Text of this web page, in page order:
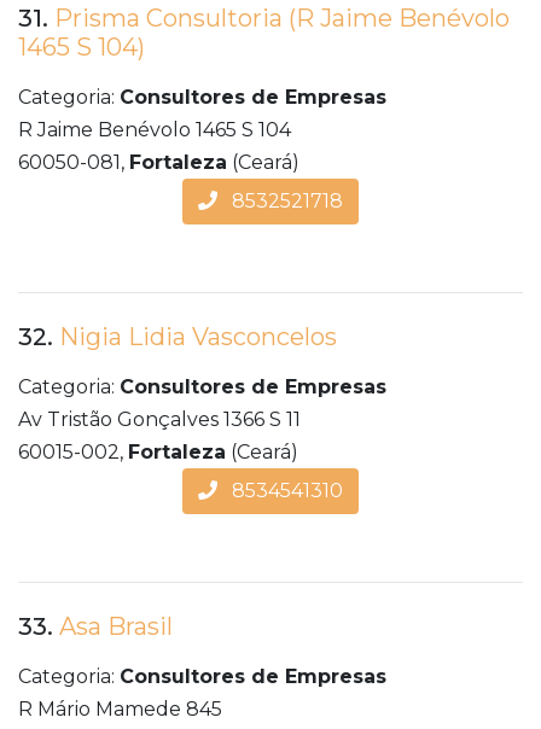
31. Prisma Consultoria (R Jaime Benévolo
1465 S 104)
Categoria: Consultores de Empresas
R Jaime Benévolo 1465 S 104
60050-081, Fortaleza (Ceará)
8532521718
32. Nigia Lidia Vasconcelos
Categoria: Consultores de Empresas
Av Tristão Gonçalves 1366 S 11
60015-002, Fortaleza (Ceará)
8534541310
33. Asa Brasil
Categoria: Consultores de Empresas
R Mário Mamede 845